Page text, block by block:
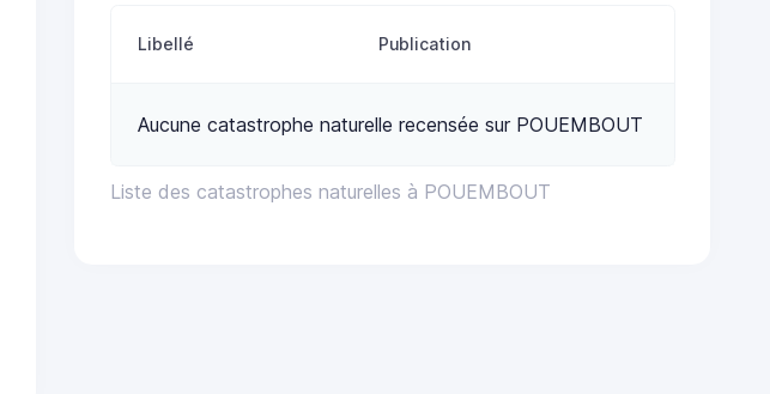
Liste des catastrophes naturelles à POUEMBOUT
Libellé Publication
Aucune catastrophe naturelle recensée sur POUEMBOUT